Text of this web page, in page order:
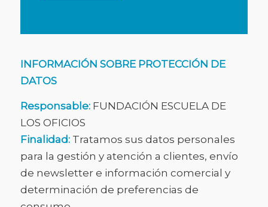
INFORMACIÓN SOBRE PROTECCIÓN DE
DATOS
Responsable:FUNDACIÓN ESCUELA DE
LOS OFICIOS
Finalidad:Tratamos sus datos personales
para la gestión y atención a clientes, envío
de newsletter e información comercial y
determinación de preferencias de